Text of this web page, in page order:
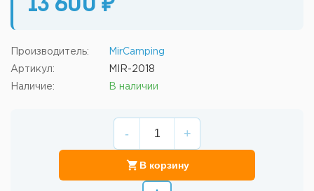
13 600 ₽
Производитель: MirCamping
Артикул: MIR-2018
Наличие: В наличии
- +
В корзину